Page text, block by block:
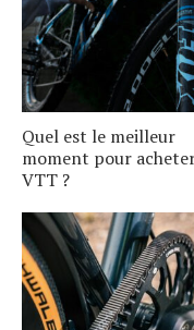
Quel est le meilleur
moment pour
VTT ?